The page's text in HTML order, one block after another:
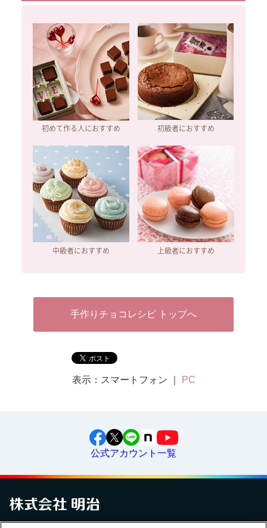
初めて作る人におすすめ 初級者におすすめ
中級者におすすめ 上級者におすすめ
手作りチョコレシピ トップへ
表示：スマートフォン ｜ PC
公式アカウント一覧